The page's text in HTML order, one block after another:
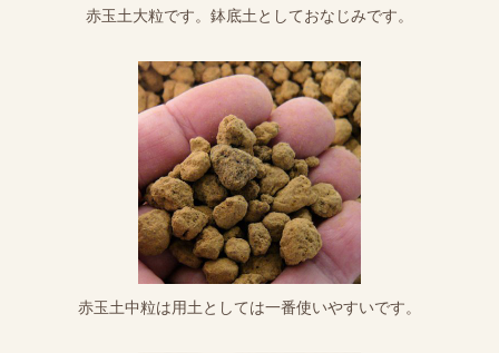
赤玉土大粒です。鉢底土としておなじみです。
赤玉土中粒は用土としては一番使いやすいです。